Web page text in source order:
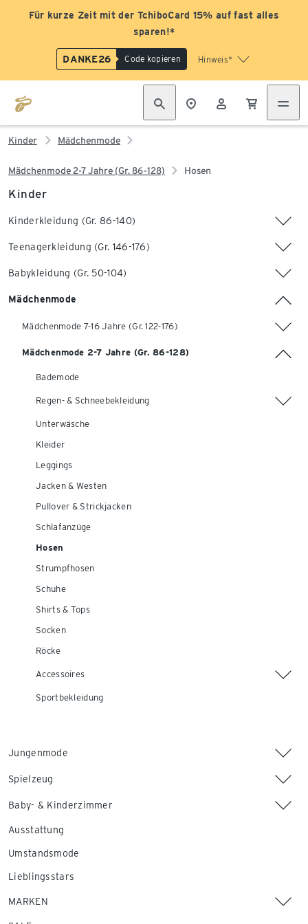
Für kurze Zeit mit der TchiboCard 15% auf fast alles
sparen!*
DANKE26 Code kopieren Hinweis*
Kinder Mädchenmode
Mädchenmode 2-7 Jahre (Gr. 86-128) Hosen
Kinder
Kinderkleidung (Gr. 86-140)
Teenagerkleidung (Gr. 146-176)
Babykleidung (Gr. 50-104)
Mädchenmode
Mädchenmode 7-16 Jahre (Gr. 122-176)
Mädchenmode 2-7 Jahre (Gr. 86-128)
Bademode
Regen- & Schneebekleidung
Unterwäsche
Kleider
Leggings
Jacken & Westen
Pullover & Strickjacken
Schlafanzüge
Hosen
Strumpfhosen
Schuhe
Shirts & Tops
Socken
Röcke
Accessoires
Sportbekleidung
Jungenmode
Spielzeug
Baby- & Kinderzimmer
Ausstattung
Umstandsmode
Lieblingsstars
MARKEN